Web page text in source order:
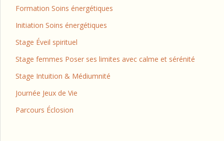
Formation Soins énergétiques
Initiation Soins énergétiques
Stage Éveil spirituel
Stage femmes Poser ses limites avec calme et sérénité
Stage Intuition & Médiumnité
Journée Jeux de Vie
Parcours Éclosion